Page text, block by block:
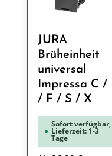
JURA
Brüheinheit
universal
Impressa C /
/ F / S / X
Sofort verfügbar,
Lieferzeit: 1-3
Tage